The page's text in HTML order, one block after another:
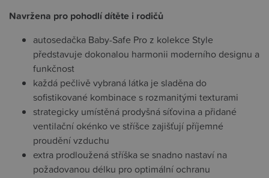
Navržena pro pohodlí dítěte i rodičů
autosedačka Baby-Safe Pro z kolekce Style
představuje dokonalou harmonii moderního designu a
funkčnost
každá pečlivě vybraná látka je sladěna do
sofistikované kombinace s rozmanitými texturami
strategicky umístěná prodyšná síťovina a přidané
ventilační okénko ve stříšce zajišťují příjemné
proudění vzduchu
extra prodloužená stříška se snadno nastaví na
požadovanou délku pro optimální ochranu